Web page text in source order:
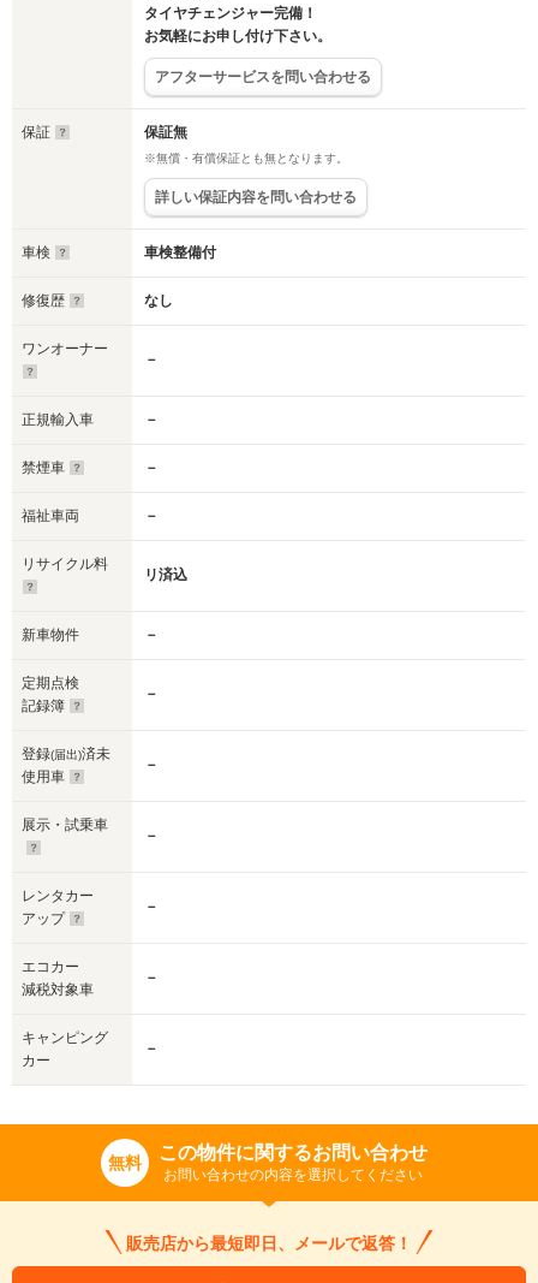
タイヤチェンジャー完備！
お気軽にお申し付け下さい。
アフターサービスを問い合わせる
保証 保証無
※無償・有償保証とも無となります。
詳しい保証内容を問い合わせる
車検 車検整備付
修復歴 なし
ワンオーナー
－
正規輸入車 －
禁煙車 －
福祉車両 －
リサイクル料
リ済込
新車物件 －
定期点検
記録簿
－
登録(届出)済未
使用車
－
展示・試乗車
－
レンタカー
アップ
－
エコカー
減税対象車
－
キャンピング
カー
－
無料 この物件に関するお問い合わせ
お問い合わせの内容を選択してください
販売店から最短即日、メールで返答！